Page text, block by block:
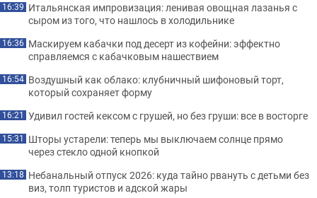
16:39 Итальянская импровизация: ленивая овощная лазанья с
сыром из того, что нашлось в холодильнике
16:36 Маскируем кабачки под десерт из кофейни: эффектно
справляемся с кабачковым нашествием
16:54 Воздушный как облако: клубничный шифоновый торт,
который сохраняет форму
16:21 Удивил гостей кексом с грушей, но без груши: все в восторге
15:31 Шторы устарели: теперь мы выключаем солнце прямо
через стекло одной кнопкой
13:18 Небанальный отпуск 2026: куда тайно рвануть с детьми без
виз, толп туристов и адской жары